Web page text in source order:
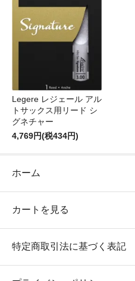
Legere レジェール アル
トサックス用リード シ
グネチャー
4,769円(税434円)
ホーム
カートを見る
特定商取引法に基づく表記